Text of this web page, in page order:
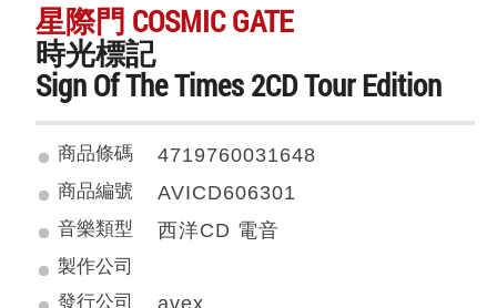
星際門 COSMIC GATE
時光標記
Sign Of The Times 2CD Tour Edition
商品條碼 4719760031648
商品編號 AVICD606301
音樂類型 西洋CD 電音
製作公司
發行公司
avex